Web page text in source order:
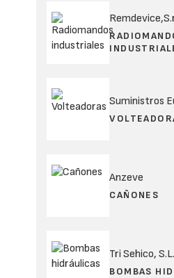
Suministros
Anzeve
CAÑONES
Tri Sehico, S.L.
BOMBAS